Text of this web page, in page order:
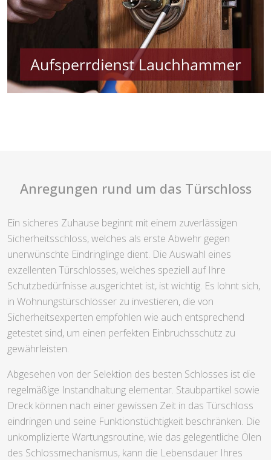
Anregungen rund um das Türschloss
Ein sicheres Zuhause beginnt mit einem zuverlässigen
Sicherheitsschloss, welches als erste Abwehr gegen
unerwünschte Eindringlinge dient. Die Auswahl eines
exzellenten Türschlosses, welches speziell auf Ihre
Schutzbedürfnisse ausgerichtet ist, ist wichtig. Es lohnt sich,
in Wohnungstürschlösser zu investieren, die von
Sicherheitsexperten empfohlen wie auch entsprechend
getestet sind, um einen perfekten Einbruchsschutz zu
gewährleisten.
Abgesehen von der Selektion des besten Schlosses ist die
regelmäßige Instandhaltung elementar. Staubpartikel sowie
Dreck können nach einer gewissen Zeit in das Türschloss
eindringen und seine Funktionstüchtigkeit beschränken. Die
unkomplizierte Wartungsroutine, wie das gelegentliche Ölen
des Schlossmechanismus, kann die Lebensdauer Ihres